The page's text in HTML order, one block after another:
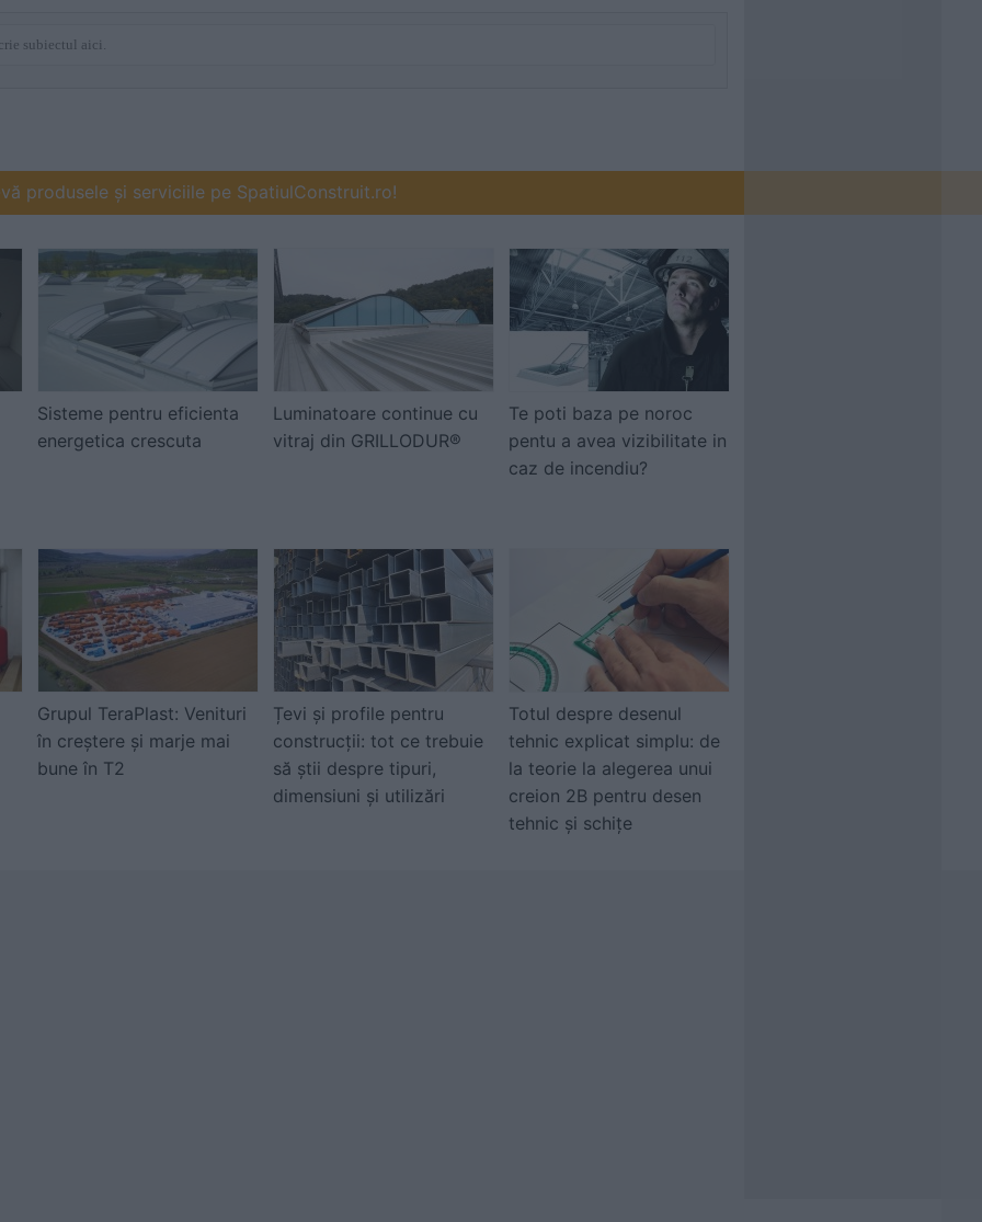
produsele și serviciile pe SpatiulConstruit.ro!
Sisteme pentru eficienta
energetica crescuta
Luminatoare continue cu
vitraj din GRILLODUR®
Te poti baza pe noroc
pentu a avea vizibilitate in
caz de incendiu?
Grupul TeraPlast: Venituri
în creștere și marje mai
bune în T2
Țevi și profile pentru
construcții: tot ce trebuie
să știi despre tipuri,
dimensiuni și utilizări
Totul despre desenul
tehnic explicat simplu: de
la teorie la alegerea unui
creion 2B pentru desen
tehnic și schițe